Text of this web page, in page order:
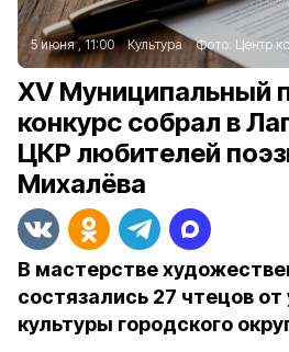
5 июня , 11:00 Культура Фото: Центр
XV Муниципальный
конкурс собрал в
ЦКР любителей
Михалёва
В мастерстве
состязались 27 чтецов
культуры городского